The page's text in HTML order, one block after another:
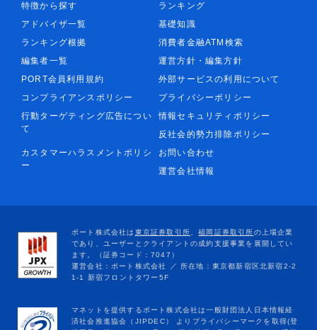
特徴から探す
ランキング
アドバイザ一覧
基礎知識
ランキング根拠
消費者金融ATM検索
編集者一覧
運営方針・編集方針
PORT会員利用規約
外部サービスの利用について
コンプライアンスポリシー
プライバシーポリシー
行動ターゲティング広告につい
て
情報セキュリティポリシー
反社会的勢力排除ポリシー
カスタマーハラスメントポリシ
ー
お問い合わせ
運営会社情報